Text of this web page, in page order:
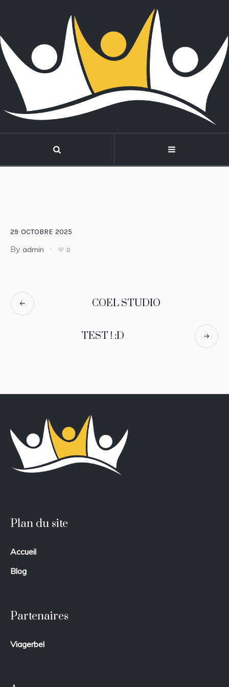
29 OCTOBRE 2025
By admin 0
COEL STUDIO
TEST ! :D
Plan du site
Accueil
Blog
Partenaires
Viagerbel